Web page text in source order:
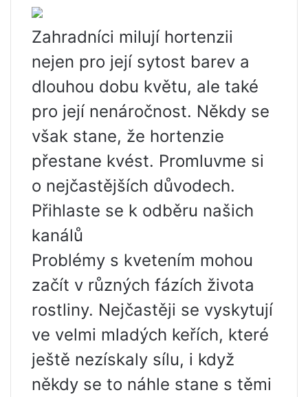
Zahradníci milují hortenzii
nejen pro její sytost barev a
dlouhou dobu květu, ale také
pro její nenáročnost. Někdy se
však stane, že hortenzie
přestane kvést. Promluvme si
o nejčastějších důvodech.
Přihlaste se k odběru našich
kanálů
Problémy s kvetením mohou
začít v různých fázích života
rostliny. Nejčastěji se vyskytují
ve velmi mladých keřích, které
ještě nezískaly sílu, i když
někdy se to náhle stane s těmi